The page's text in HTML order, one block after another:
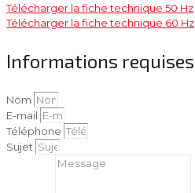
Télécharger la fiche technique 50 Hz
Télécharger la fiche technique 60 Hz
Informations requises
Nom
E-mail
Téléphone
Sujet